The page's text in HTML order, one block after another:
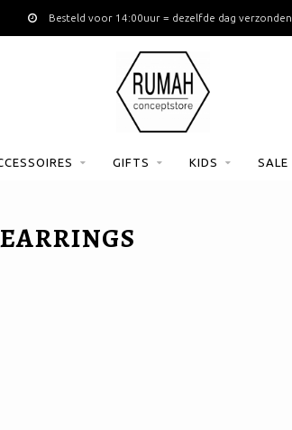
Besteld voor 14:00uur = dezelfde dag verzonden
GIFTS KIDS SALE